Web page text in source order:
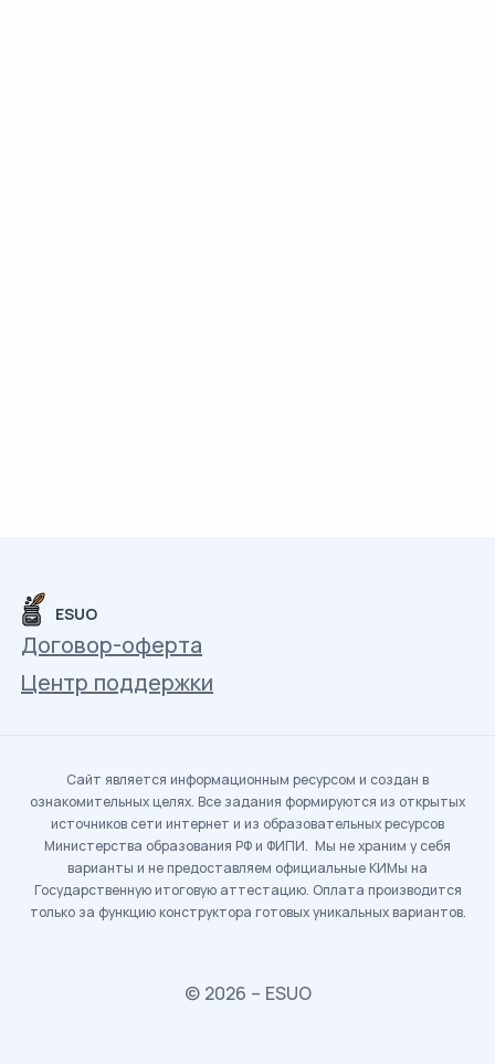
ESUO
Договор-оферта
Центр поддержки
Сайт является информационным ресурсом и создан в
ознакомительных целях. Все задания формируются из открытых
источников сети интернет и из образовательных ресурсов
Министерства образования РФ и ФИПИ. Мы не храним у себя
варианты и не предоставляем официальные КИМы на
Государственную итоговую аттестацию. Оплата производится
только за функцию конструктора готовых уникальных вариантов.
© 2026 – ESUO